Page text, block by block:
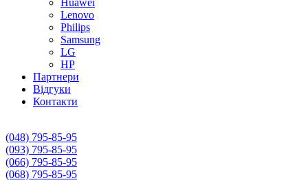
Huawei
Lenovo
Philips
Samsung
LG
HP
Партнери
Вiдгуки
Контакти
(048) 795-85-95
(093) 795-85-95
(066) 795-85-95
(068) 795-85-95